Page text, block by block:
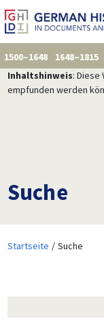
1500–1648 1648–1815
Inhaltshinweis:
empfunden werden
Suche
Startseite Suche